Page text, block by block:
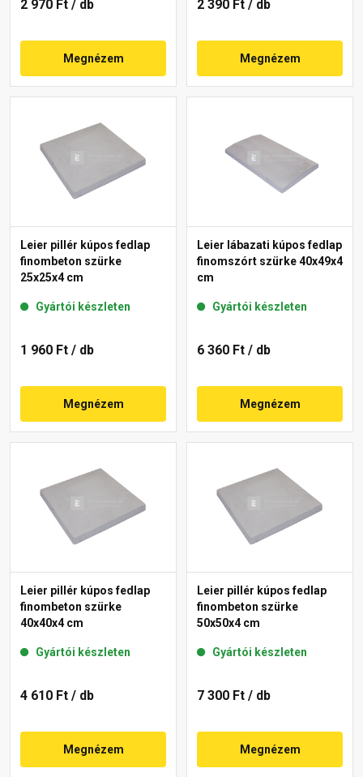
2 970 Ft / db
Megnézem
2 390 Ft / db
Megnézem
Leier pillér kúpos fedlap
finombeton szürke
25x25x4 cm
Gyártói készleten
1 960 Ft / db
Megnézem
Leier lábazati kúpos fedlap
finomszórt szürke 40x49x4
cm
Gyártói készleten
6 360 Ft / db
Megnézem
Leier pillér kúpos fedlap
finombeton szürke
40x40x4 cm
Gyártói készleten
4 610 Ft / db
Megnézem
Leier pillér kúpos fedlap
finombeton szürke
50x50x4 cm
Gyártói készleten
7 300 Ft / db
Megnézem